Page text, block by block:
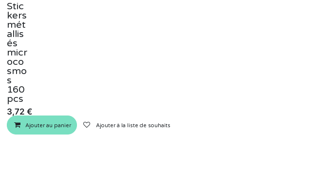
Stic
kers
mét
allis
és
micr
oco
smo
s
160
pcs
3,72 €
Ajouter au panier Ajouter à la liste de souhaits